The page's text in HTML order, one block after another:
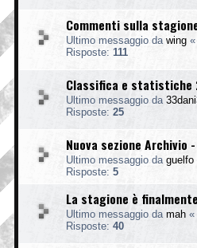
Commenti sulla
Ultimo messaggio da wing «
Risposte: 111
Classifica e statistiche
Ultimo messaggio da
Risposte: 25
Nuova sezione Archivio
Ultimo messaggio da guelfo
Risposte: 5
La stagione è
Ultimo messaggio da mah «
Risposte: 40